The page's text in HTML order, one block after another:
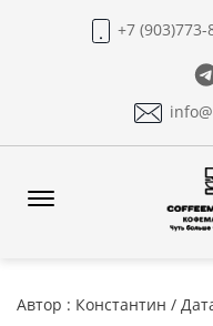
+7 (903)773-
Автор : Константин /